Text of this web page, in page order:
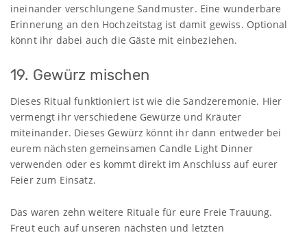
ineinander verschlungene Sandmuster. Eine wunderbare
Erinnerung an den Hochzeitstag ist damit gewiss. Optional
könnt ihr dabei auch die Gäste mit einbeziehen.
19. Gewürz mischen
Dieses Ritual funktioniert ist wie die Sandzeremonie. Hier
vermengt ihr verschiedene Gewürze und Kräuter
miteinander. Dieses Gewürz könnt ihr dann entweder bei
eurem nächsten gemeinsamen Candle Light Dinner
verwenden oder es kommt direkt im Anschluss auf eurer
Feier zum Einsatz.
Das waren zehn weitere Rituale für eure Freie Trauung.
Freut euch auf unseren nächsten und letzten